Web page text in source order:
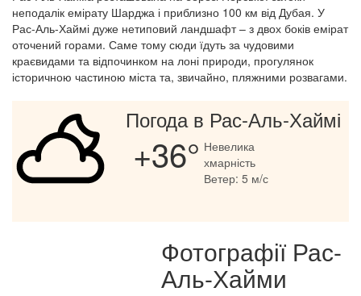
неподалік емірату Шарджа і приблизно 100 км від Дубая. У
Рас-Аль-Хаймі дуже нетиповий ландшафт – з двох боків емірат
оточений горами. Саме тому сюди їдуть за чудовими
краєвидами та відпочинком на лоні природи, прогулянок
історичною частиною міста та, звичайно, пляжними розвагами.
Погода в Рас-Аль-Хаймі
+36° Невелика
хмарність
Ветер: 5 м/с
Фотографії Рас-
Аль-Хайми